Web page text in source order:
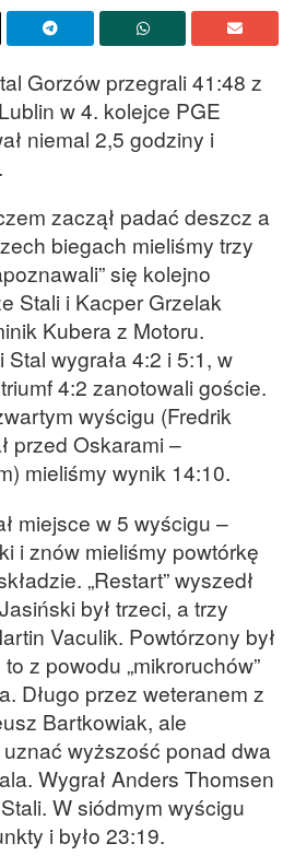
Gorzów przegrali 41:48 z
w 4. kolejce PGE
niemal 2,5 godziny i
zaczął padać deszcz a
biegach mieliśmy trzy
się kolejno
Stali i Kacper Grzelak
Kubera z Motoru.
wygrała 4:2 i 5:1, w
4:2 zanotowali goście.
wyścigu (Fredrik
przed Oskarami –
mieliśmy wynik 14:10.
miejsce w 5 wyścigu –
i znów mieliśmy powtórkę
„Restart” wyszedł
był trzeci, a trzy
Vaculik. Powtórzony był
z powodu „mikroruchów”
Długo przez weteranem z
Bartkowiak, ale
wyższość ponad dwa
Wygrał Anders Thomsen
W siódmym wyścigu
i było 23:19.